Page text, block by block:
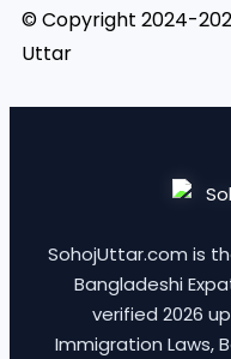
© Copyright 2024-
Uttar
SohojUttar.com is
Bangladeshi
verified 2026
Immigration Laws,